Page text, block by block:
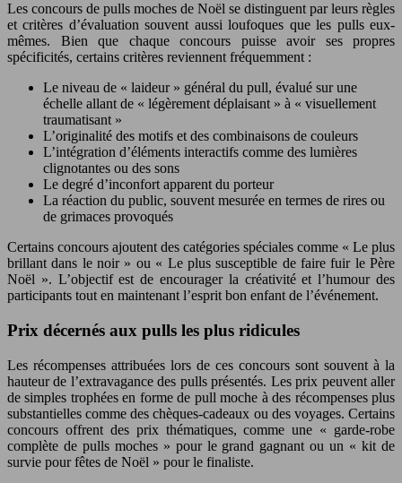
Les concours de pulls moches de Noël se distinguent par leurs règles
et critères d’évaluation souvent aussi loufoques que les pulls eux-
mêmes. Bien que chaque concours puisse avoir ses propres
spécificités, certains critères reviennent fréquemment :
Le niveau de « laideur » général du pull, évalué sur une
échelle allant de « légèrement déplaisant » à « visuellement
traumatisant »
L’originalité des motifs et des combinaisons de couleurs
L’intégration d’éléments interactifs comme des lumières
clignotantes ou des sons
Le degré d’inconfort apparent du porteur
La réaction du public, souvent mesurée en termes de rires ou
de grimaces provoqués
Certains concours ajoutent des catégories spéciales comme « Le plus
brillant dans le noir » ou « Le plus susceptible de faire fuir le Père
Noël ». L’objectif est de encourager la créativité et l’humour des
participants tout en maintenant l’esprit bon enfant de l’événement.
Prix décernés aux pulls les plus ridicules
Les récompenses attribuées lors de ces concours sont souvent à la
hauteur de l’extravagance des pulls présentés. Les prix peuvent aller
de simples trophées en forme de pull moche à des récompenses plus
substantielles comme des chèques-cadeaux ou des voyages. Certains
concours offrent des prix thématiques, comme une « garde-robe
complète de pulls moches » pour le grand gagnant ou un « kit de
survie pour fêtes de Noël » pour le finaliste.